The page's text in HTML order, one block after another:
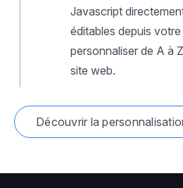
Javascript
éditables depuis
personnaliser de A à
site web.
Découvrir la